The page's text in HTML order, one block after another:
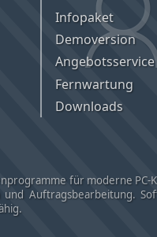
Infopaket
Demoversion
Angebotsservice
Fernwartung
Downloads
für moderne PC-
und Auftragsbearbeitung.